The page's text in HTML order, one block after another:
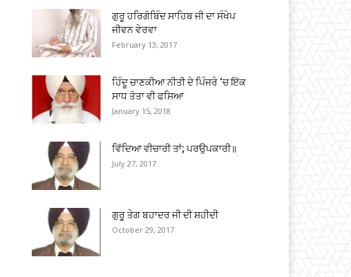
ਗੁਰੂ ਹਰਿਗੋਬਿੰਦ ਸਾਹਿਬ ਜੀ ਦਾ ਸੰਖੇਪ
ਜੀਵਨ ਵੇਰਵਾ
February 13, 2017
ਹਿੰਦੂ ਚਾਣਕੀਆ ਨੀਤੀ ਦੇ ਪਿੰਜਰੇ ‘ਚ ਇੱਕ
ਸਾਧ ਤੋਤਾ ਵੀ ਫਸਿਆ
January 15, 2018
ਵਿੱਦਿਆ ਵੀਚਾਰੀ ਤਾਂ; ਪਰਉਪਕਾਰੀ॥
July 27, 2017
ਗੁਰੂ ਤੇਗ ਬਹਾਦਰ ਜੀ ਦੀ ਸ਼ਹੀਦੀ
October 29, 2017